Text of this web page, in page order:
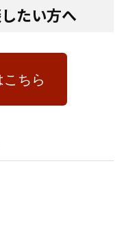
たい方へ
ちら